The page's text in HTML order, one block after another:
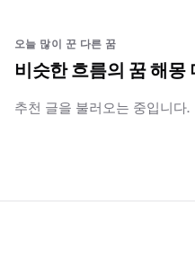
오늘 많이 꾼 다른 꿈
비슷한 흐름의 꿈 해몽
추천 글을 불러오는 중입니다.